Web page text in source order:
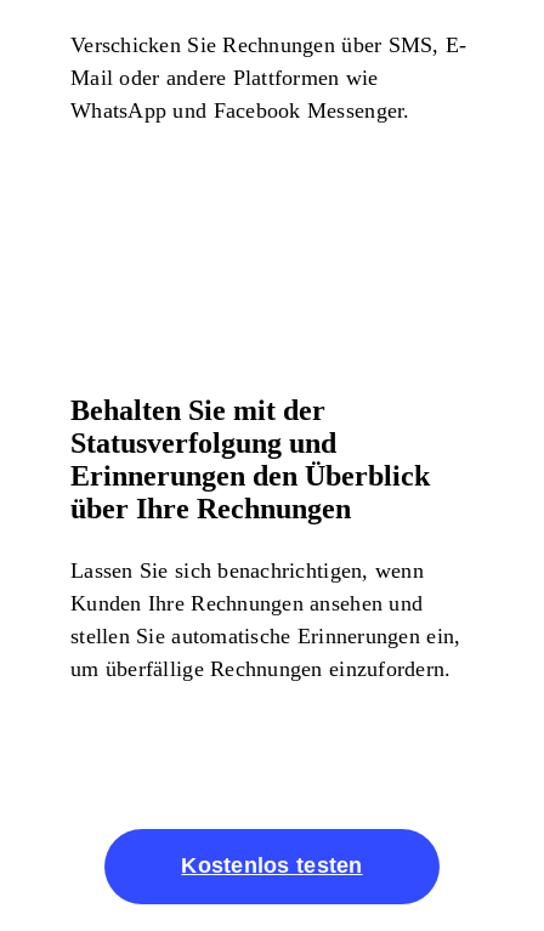
Verschicken Sie Rechnungen über SMS, E-
Mail oder andere Plattformen wie
WhatsApp und Facebook Messenger.
Behalten Sie mit der
Statusverfolgung und
Erinnerungen den Überblick
über Ihre Rechnungen
Lassen Sie sich benachrichtigen, wenn
Kunden Ihre Rechnungen ansehen und
stellen Sie automatische Erinnerungen ein,
um überfällige Rechnungen einzufordern.
Kostenlos testen